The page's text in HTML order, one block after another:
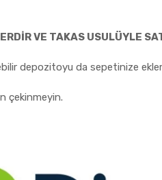
VE TAKAS USULÜYLE
depozitoyu da sepetinize
çekinmeyin.